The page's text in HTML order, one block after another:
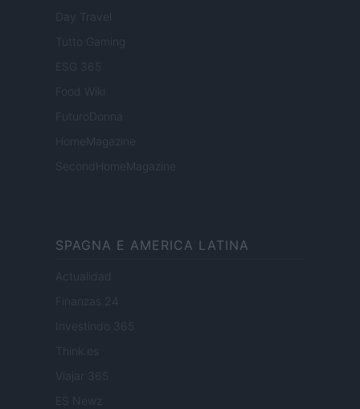
Day Travel
Tutto Gaming
ESG 365
Food Wiki
FuturoDonna
HomeMagazine
SecondHomeMagazine
SPAGNA E AMERICA LATINA
Actualidad
Finanzas 24
Investindo 365
Think.es
Viajar 365
ES Newz